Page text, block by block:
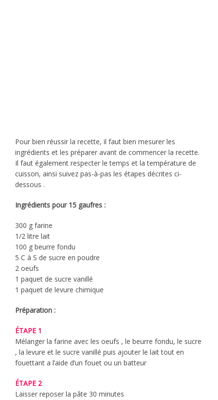
Pour bien réussir la recette, il faut bien mesurer les
ingrédients et les préparer avant de commencer la recette.
Il faut également respecter le temps et la température de
cuisson, ainsi suivez pas-à-pas les étapes décrites ci-
dessous .
Ingrédients pour 15 gaufres :
300 g farine
1/2 litre lait
100 g beurre fondu
5 C à S de sucre en poudre
2 oeufs
1 paquet de sucre vanillé
1 paquet de levure chimique
Préparation :
ÉTAPE 1
Mélanger la farine avec les oeufs , le beurre fondu, le sucre
, la levure et le sucre vanillé puis ajouter le lait tout en
fouettant a l’aide d’un fouet ou un batteur
ÉTAPE 2
Laisser reposer la pâte 30 minutes